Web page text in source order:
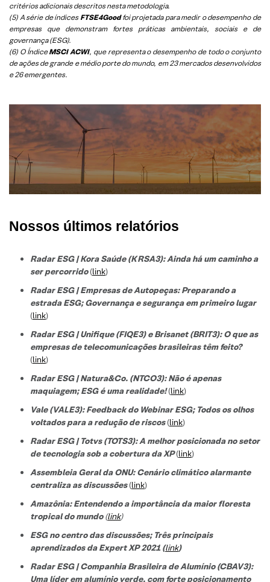
critérios adicionais descritos nesta metodologia.
(5) A série de índices FTSE4Goodfoi projetada para medir o desempenho de
empresas que demonstram fortes práticas ambientais, sociais e de
governança (ESG).
(6) O ÍndiceMSCI ACWI, que representa o desempenho de todo o conjunto
de ações de grande e médio porte do mundo, em 23 mercados desenvolvidos
e 26 emergentes.
Nossos últimos relatórios
Radar ESG | Kora Saúde (KRSA3): Ainda há um caminho a
ser percorrido(link)
Radar ESG | Empresas de Autopeças: Preparando a
estrada ESG; Governança e segurança em primeiro lugar
(link)
Radar ESG | Unifique (FIQE3) e Brisanet (BRIT3): O que as
empresas de telecomunicações brasileiras têm feito?
(link)
Radar ESG | Natura&Co. (NTCO3): Não é apenas
maquiagem; ESG é uma realidade!(link)
Vale (VALE3): Feedback do Webinar ESG; Todos os olhos
voltados para a redução de riscos(link)
Radar ESG | Totvs (TOTS3): A melhor posicionada no setor
de tecnologia sob a cobertura da XP(link)
Assembleia Geral da ONU: Cenário climático alarmante
centraliza as discussões(link)
Amazônia: Entendendo a importância da maior floresta
tropical do mundo (link)
ESG no centro das discussões; Três principais
aprendizados da Expert XP 2021 (link)
Radar ESG | Companhia Brasileira de Alumínio (CBAV3):
Uma líder em alumínio verde, com forte posicionamento